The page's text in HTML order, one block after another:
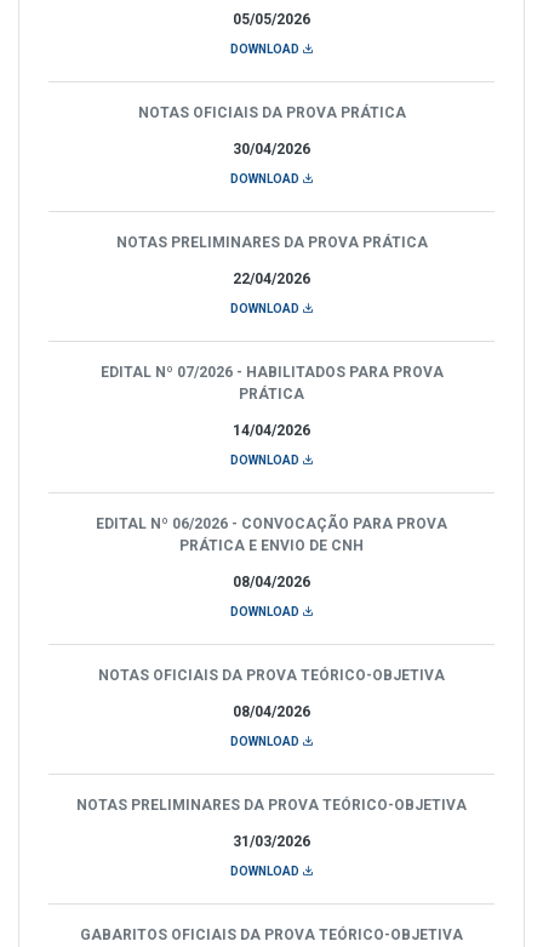
05/05/2026
DOWNLOAD
30/04/2026
NOTAS OFICIAIS DA PROVA PRÁTICA
DOWNLOAD
22/04/2026
NOTAS PRELIMINARES DA PROVA PRÁTICA
DOWNLOAD
14/04/2026
EDITAL Nº 07/2026 - HABILITADOS PARA PROVA
PRÁTICA
DOWNLOAD
08/04/2026
EDITAL Nº 06/2026 - CONVOCAÇÃO PARA PROVA
PRÁTICA E ENVIO DE CNH
DOWNLOAD
08/04/2026
NOTAS OFICIAIS DA PROVA TEÓRICO-OBJETIVA
DOWNLOAD
31/03/2026
NOTAS PRELIMINARES DA PROVA TEÓRICO-OBJETIVA
DOWNLOAD
GABARITOS OFICIAIS DA PROVA TEÓRICO-OBJETIVA